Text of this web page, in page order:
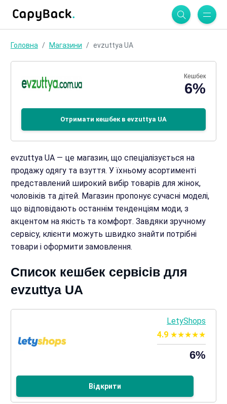
Головна Магазини evzuttya UA
Кешбек
6%
Отримати кешбек в evzuttya UA
evzuttya UA — це магазин, що спеціалізується на
продажу одягу та взуття. У їхньому асортименті
представлений широкий вибір товарів для жінок,
чоловіків та дітей. Магазин пропонує сучасні моделі,
що відповідають останнім тенденціям моди, з
акцентом на якість та комфорт. Завдяки зручному
сервісу, клієнти можуть швидко знайти потрібні
товари і оформити замовлення.
Список кешбек сервісів для
evzuttya UA
LetyShops
4.9
6%
Відкрити